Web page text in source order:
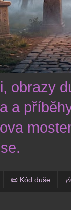
obrazy
a
📜 Kód duše